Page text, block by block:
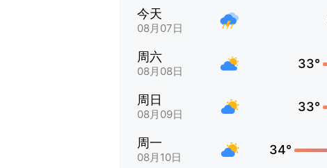
今天
08月07日
周六
08月08日
33°
周日
08月09日
33°
周一
08月10日
34°